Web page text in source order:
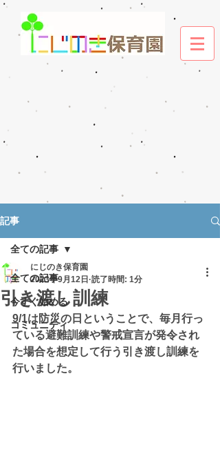
記事
全ての記事
今すぐ始める
コミュニティ
全ての記事
引き渡し訓練
にじのき保育園
2023年9月12日 読了時間: 1分
9/1は防災の日ということで、毎月行っ
ている避難訓練や警戒宣言が発令され
た場合を想定して行う引き渡し訓練を
行いました。